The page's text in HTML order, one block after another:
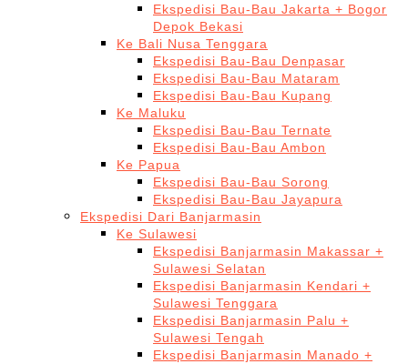
Ekspedisi Bau-Bau Jakarta + Bogor
Depok Bekasi
Ke Bali Nusa Tenggara
Ekspedisi Bau-Bau Denpasar
Ekspedisi Bau-Bau Mataram
Ekspedisi Bau-Bau Kupang
Ke Maluku
Ekspedisi Bau-Bau Ternate
Ekspedisi Bau-Bau Ambon
Ke Papua
Ekspedisi Bau-Bau Sorong
Ekspedisi Bau-Bau Jayapura
Ekspedisi Dari Banjarmasin
Ke Sulawesi
Ekspedisi Banjarmasin Makassar +
Sulawesi Selatan
Ekspedisi Banjarmasin Kendari +
Sulawesi Tenggara
Ekspedisi Banjarmasin Palu +
Sulawesi Tengah
Ekspedisi Banjarmasin Manado +